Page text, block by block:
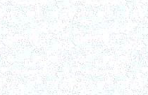
внутри до
как
атмосфера души
Отсюда
и достойно